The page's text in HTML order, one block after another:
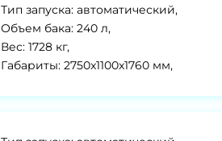
Тип запуска: автоматический,
Объем бака: 240 л,
Вес: 1728 кг,
Габариты: 2750x1100x1760 мм,